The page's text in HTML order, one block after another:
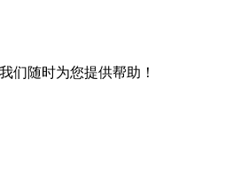
们随时为您提供帮助！